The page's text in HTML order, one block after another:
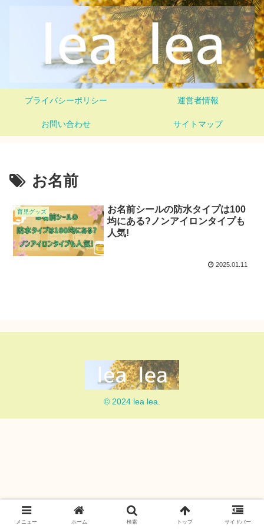
プライバシーポリシー 運営者情報
お問い合わせ サイトマップ
お名前
育児グッズ
お名前シールの防水タイプは100
均にある?ノンアイロンタイプも
人気!
2025.01.11
© 2024 lea lea.
メニュー ホーム 検索 トップ サイドバー